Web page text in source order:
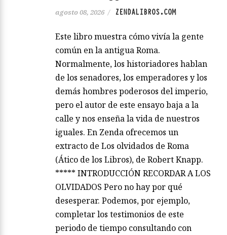
agosto 08, 2026 / ZENDALIBROS.COM
Este libro muestra cómo vivía la gente
común en la antigua Roma.
Normalmente, los historiadores hablan
de los senadores, los emperadores y los
demás hombres poderosos del imperio,
pero el autor de este ensayo baja a la
calle y nos enseña la vida de nuestros
iguales. En Zenda ofrecemos un
extracto de Los olvidados de Roma
(Ático de los Libros), de Robert Knapp.
***** INTRODUCCIÓN RECORDAR A LOS
OLVIDADOS Pero no hay por qué
desesperar. Podemos, por ejemplo,
completar los testimonios de este
periodo de tiempo consultando con